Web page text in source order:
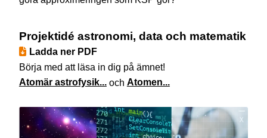
Projektidé astronomi, data och matematik
Ladda ner PDF
Börja med att läsa in dig på ämnet!
Atomär astrofysik...och Atomen...